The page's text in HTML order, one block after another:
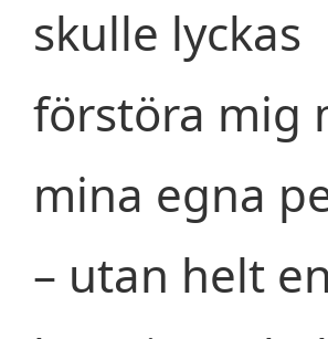
skulle lyckas
förstöra mig
mina egna
– utan helt